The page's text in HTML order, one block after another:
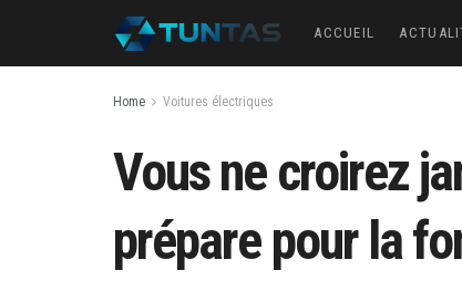
ACCUEIL
Home Voitures électriques
Vous ne croirez
prépare pour la